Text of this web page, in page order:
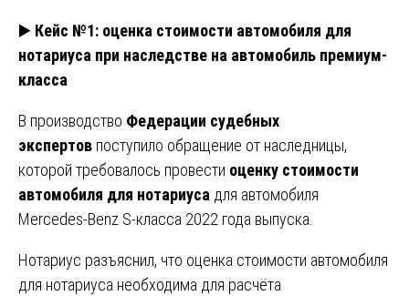
▶️ Кейс №1: оценка стоимости автомобиля для
нотариуса при наследстве на автомобиль премиум-
класса
В производство Федерации судебных
экспертов поступило обращение от наследницы,
которой требовалось провести оценку стоимости
автомобиля для нотариуса для автомобиля
Mercedes-Benz S-класса 2022 года выпуска.
Нотариус разъяснил, что оценка стоимости автомобиля
для нотариуса необходима для расчёта